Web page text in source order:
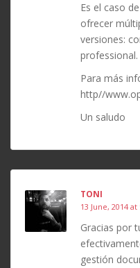
Es el caso
ofrecer
versiones:
professional.
Para más
http//
Un saludo
TONI
13 June, 2014
Gracias por
gestión